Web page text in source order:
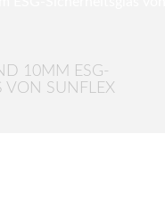
10MM ESG-
VON SUNFLEX